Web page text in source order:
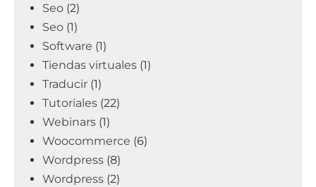
Seo (2)
Seo (1)
Software (1)
Tiendas virtuales (1)
Traducir (1)
Tutoriales (22)
Webinars (1)
Woocommerce (6)
Wordpress (8)
Wordpress (2)